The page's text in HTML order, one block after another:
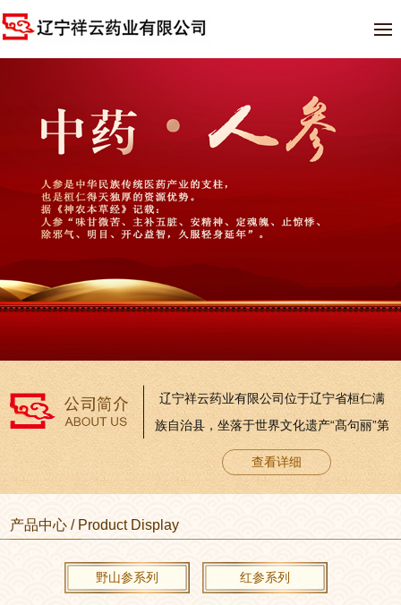
辽宁祥云药业有限公司位于辽宁省桓仁满
族自治县，坐落于世界文化遗产“髙句丽”第
一代王城“纥升骨城”发祥地五女山脚下。这
里山清水秀，人杰地灵，土地肥沃，植物
着“高丽朱蒙”品牌人参系列产品的崛起。公
司成立于2004年6月，注册资本金2090万
元。2006年8月通过国家食品药品监督管理
查看详细
产品中心 / Product Display
野山参系列 红参系列